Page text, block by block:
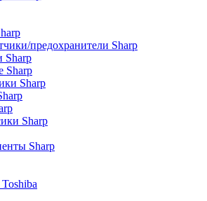
предохранители Sharp
Sharp
Sharp
Sharp
Sharp
Sharp